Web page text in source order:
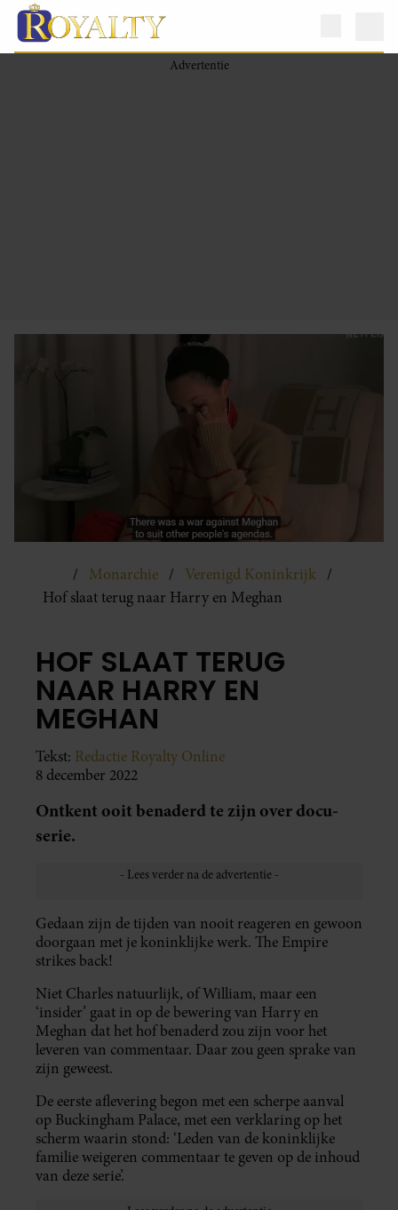
Monarchie
Verenigd Koninkrijk
Hof slaat terug naar Harry en Meghan
HOF SLAAT TERUG
NAAR HARRY EN
MEGHAN
Tekst: Redactie Royalty Online
8 december 2022
Ontkent ooit benaderd te zijn over docu-
serie.
Gedaan zijn de tijden van nooit reageren en gewoon
doorgaan met je koninklijke werk. The Empire
strikes back!
Niet Charles natuurlijk, of William, maar een
‘insider’ gaat in op de bewering van Harry en
Meghan dat het hof benaderd zou zijn voor het
leveren van commentaar. Daar zou geen sprake van
zijn geweest.
De eerste aflevering begon met een scherpe aanval
op Buckingham Palace, met een verklaring op het
scherm waarin stond: ‘Leden van de koninklijke
familie weigeren commentaar te geven op de inhoud
van deze serie’.